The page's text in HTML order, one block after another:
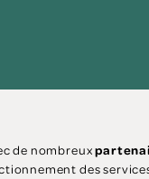
de nombreux
des